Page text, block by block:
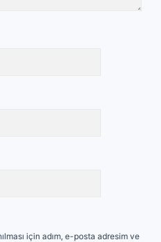
için adım, e-posta adresim ve